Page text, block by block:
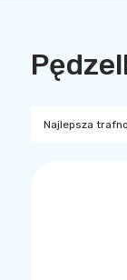
Najlepsza